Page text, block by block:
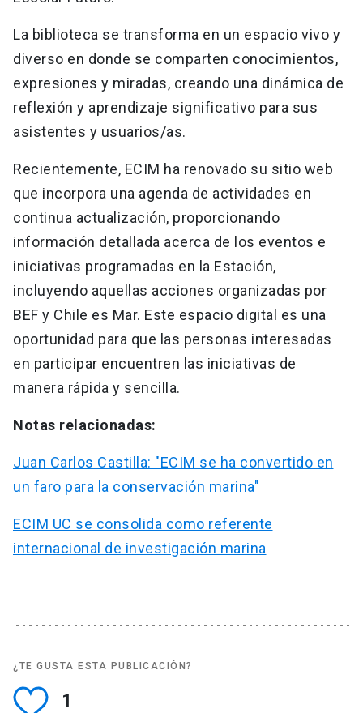
La biblioteca se transforma en un espacio vivo y
diverso en donde se comparten conocimientos,
expresiones y miradas, creando una dinámica de
reflexión y aprendizaje significativo para sus
asistentes y usuarios/as.
Recientemente, ECIM ha renovado su sitio web
que incorpora una agenda de actividades en
continua actualización, proporcionando
información detallada acerca de los eventos e
iniciativas programadas en la Estación,
incluyendo aquellas acciones organizadas por
BEF y Chile es Mar. Este espacio digital es una
oportunidad para que las personas interesadas
en participar encuentren las iniciativas de
manera rápida y sencilla.
Notas relacionadas:
Juan Carlos Castilla: "ECIM se ha convertido en
un faro para la conservación marina"
ECIM UC se consolida como referente
internacional de investigación marina
¿TE GUSTA ESTA PUBLICACIÓN?
1